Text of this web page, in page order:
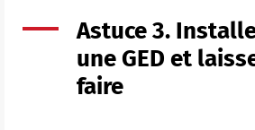
Astuce 3.
une GED et
faire